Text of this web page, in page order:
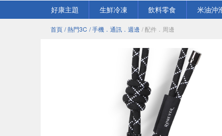
好康主題
生鮮冷凍 飲料零食 米油沖
首頁 / 熱門3C / 手機．通訊．週邊 / 配件．周邊